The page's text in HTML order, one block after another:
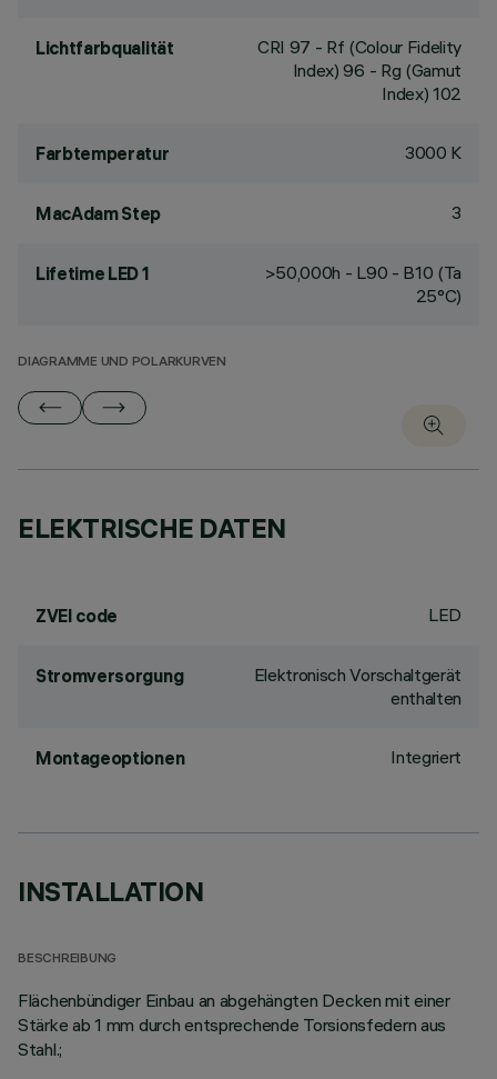
Lichtfarbqualität CRI 97 - Rf (Colour Fidelity
Index) 96 - Rg (Gamut
Index) 102
Farbtemperatur 3000 K
MacAdam Step 3
Lifetime LED 1
>50,000h - L90 - B10 (Ta
25°C)
DIAGRAMME UND POLARKURVEN
ELEKTRISCHE DATEN
ZVEI code LED
Stromversorgung
Elektronisch Vorschaltgerät
enthalten
Montageoptionen Integriert
INSTALLATION
BESCHREIBUNG
Flächenbündiger Einbau an abgehängten Decken mit einer
Stärke ab 1 mm durch entsprechende Torsionsfedern aus
Stahl.;